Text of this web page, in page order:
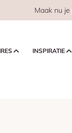
Maak nu je
INSPIRATIE